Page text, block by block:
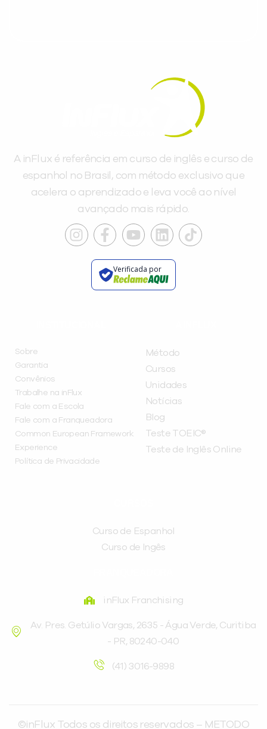
A inFlux é referência em curso de inglês e curso de
espanhol no Brasil, com método exclusivo que
acelera o aprendizado e leva você ao nível
avançado mais rápido.
Verificada por
Sobre
Garantia
Convênios
Trabalhe na inFlux
Fale com a Escola
Fale com a Franqueadora
Common European Framework
Experience
Política de Privacidade
Método
Cursos
Unidades
Notícias
Blog
Teste TOEIC®
Teste de Inglês Online
Curso de Espanhol
Curso de Ingês
inFlux Franchising
Av. Pres. Getúlio Vargas, 2635 - Água Verde, Curitiba
- PR, 80240-040
(41) 3016-9898
©inFlux Todos os direitos reservados – METODO